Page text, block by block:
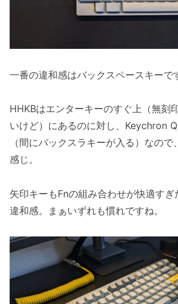
一番の違和感はバックスペースキーで
HHKBはエンターキーのすぐ上（無刻
いけど）にあるのに対し、Keychron
（間にバックスラキーが入る）なの
感じ。
矢印キーもFnの組み合わせが快適すぎ
違和感。まぁいずれも慣れですね。